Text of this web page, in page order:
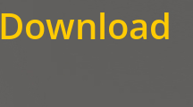
Download